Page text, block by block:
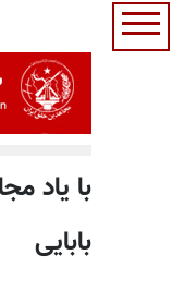
با یاد
بابایی